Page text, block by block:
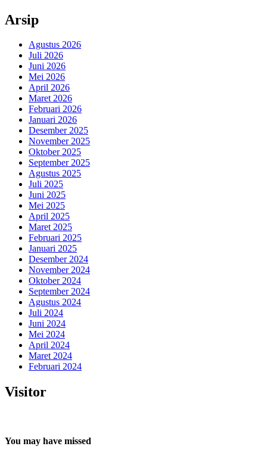
Arsip
Agustus 2026
Juli 2026
Juni 2026
Mei 2026
April 2026
Maret 2026
Februari 2026
Januari 2026
Desember 2025
November 2025
Oktober 2025
September 2025
Agustus 2025
Juli 2025
Juni 2025
Mei 2025
April 2025
Maret 2025
Februari 2025
Januari 2025
Desember 2024
November 2024
Oktober 2024
September 2024
Agustus 2024
Juli 2024
Juni 2024
Mei 2024
April 2024
Maret 2024
Februari 2024
Visitor
You may have missed